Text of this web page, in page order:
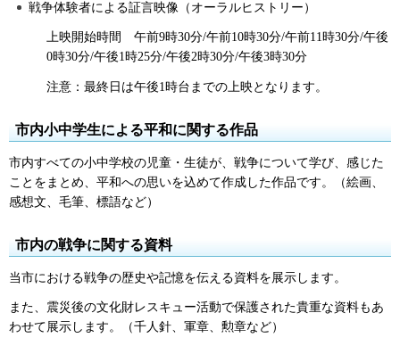
戦争体験者による証言映像（オーラルヒストリー）
上映開始時間 午前9時30分/午前10時30分/午前11時30分/午後
0時30分/午後1時25分/午後2時30分/午後3時30分
注意：最終日は午後1時台までの上映となります。
市内小中学生による平和に関する作品
市内すべての小中学校の児童・生徒が、戦争について学び、感じた
ことをまとめ、平和への思いを込めて作成した作品です。（絵画、
感想文、毛筆、標語など）
市内の戦争に関する資料
当市における戦争の歴史や記憶を伝える資料を展示します。
また、震災後の文化財レスキュー活動で保護された貴重な資料もあ
わせて展示します。（千人針、軍章、勲章など）